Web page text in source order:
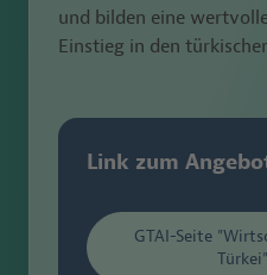
und bilden eine
Einstieg in den
Link zum
GTAI-Seite
Türkei"